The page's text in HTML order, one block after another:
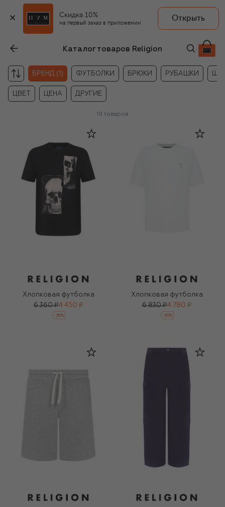
Скидка 10%
на первый заказ в приложении
Открыть
Каталог товаров Religion
БРЕНД (1) ФУТБОЛКИ БРЮКИ РУБАШКИ
ЦВЕТ ЦЕНА ДРУГИЕ
19 товаров
Хлопковая футболка
6 360 ₽4 450 ₽
-30%
Хлопковая футболка
6 830 ₽4 780 ₽
-30%